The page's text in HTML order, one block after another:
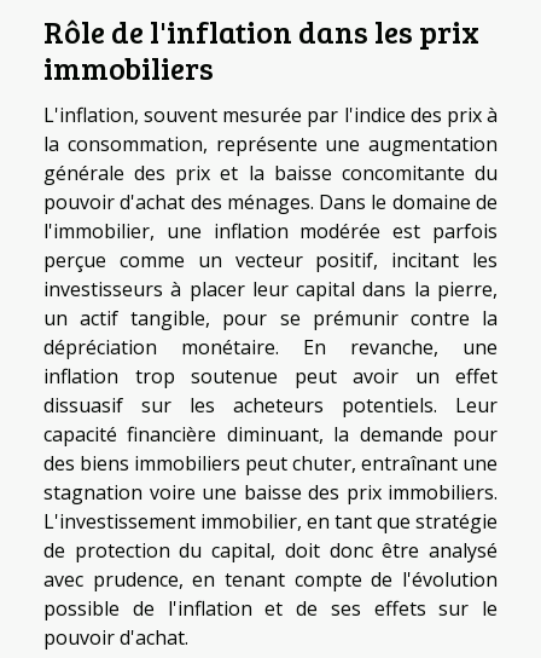
Rôle de l'inflation dans les prix
immobiliers
L'inflation, souvent mesurée par l'indice des prix à
la consommation, représente une augmentation
générale des prix et la baisse concomitante du
pouvoir d'achat des ménages. Dans le domaine de
l'immobilier, une inflation modérée est parfois
perçue comme un vecteur positif, incitant les
investisseurs à placer leur capital dans la pierre,
un actif tangible, pour se prémunir contre la
dépréciation monétaire. En revanche, une
inflation trop soutenue peut avoir un effet
dissuasif sur les acheteurs potentiels. Leur
capacité financière diminuant, la demande pour
des biens immobiliers peut chuter, entraînant une
stagnation voire une baisse des prix immobiliers.
L'investissement immobilier, en tant que stratégie
de protection du capital, doit donc être analysé
avec prudence, en tenant compte de l'évolution
possible de l'inflation et de ses effets sur le
pouvoir d'achat.